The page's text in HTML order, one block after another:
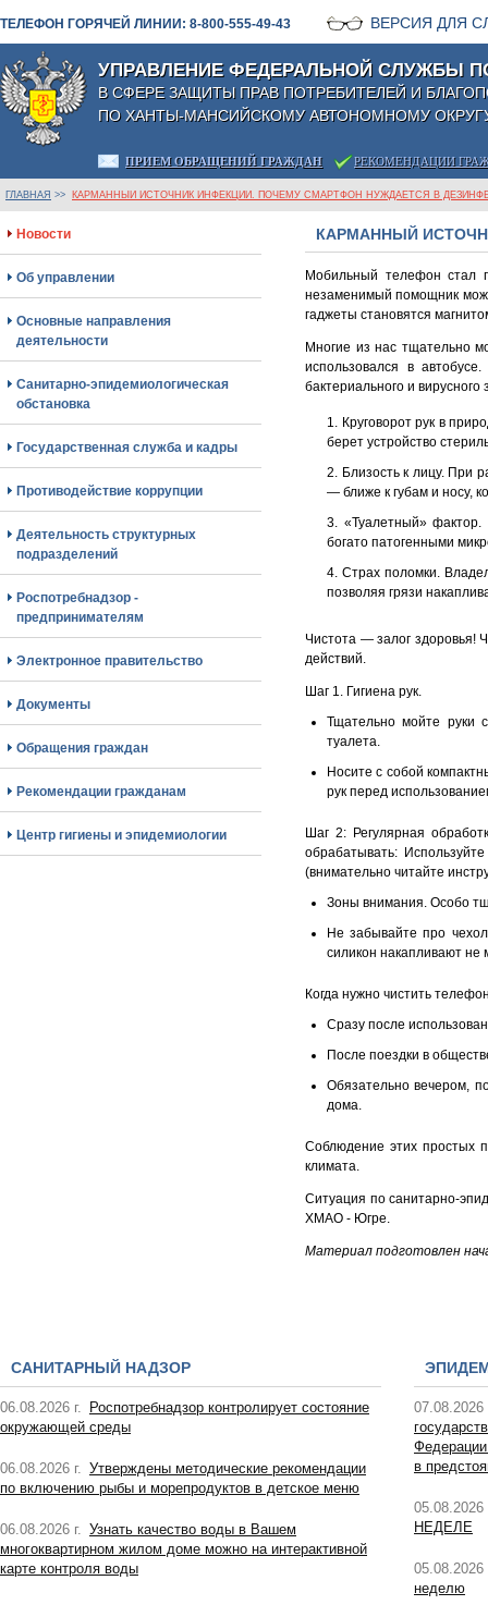
ТЕЛЕФОН ГОРЯЧЕЙ ЛИНИИ: 8-800-555-49-43 ВЕРСИЯ ДЛЯ
УПРАВЛЕНИЕ ФЕДЕРАЛЬНОЙ СЛУЖБЫ
В СФЕРЕ ЗАЩИТЫ ПРАВ ПОТРЕБИТЕЛЕЙ И
ПО ХАНТЫ-МАНСИЙСКОМУ АВТОНОМНОМУ
ПРИЕМ ОБРАЩЕНИЙ ГРАЖДАН РЕКОМЕНДАЦИИ
ГЛАВНАЯ >> КАРМАННЫЙ ИСТОЧНИК ИНФЕКЦИИ. ПОЧЕМУ СМАРТФОН НУЖДАЕТСЯ В
Новости
Об управлении
Основные направления
деятельности
Санитарно-эпидемиологическая
обстановка
Государственная служба и кадры
Противодействие коррупции
Деятельность структурных
подразделений
Роспотребнадзор -
предпринимателям
Электронное правительство
Документы
Обращения граждан
Рекомендации гражданам
Центр гигиены и эпидемиологии
КАРМАННЫЙ
Мобильный телефон стал
незаменимый помощник
гаджеты становятся
Многие из нас тщательно
использовался в
бактериального и вирусного
Круговорот рук в
берет устройство
Близость к лицу. При
— ближе к губам и носу,
«Туалетный»
богато патогенными
Страх поломки.
позволяя грязи
Чистота — залог здоровья!
действий.
Шаг 1. Гигиена рук.
Тщательно мойте руки
туалета.
Носите с собой
рук перед
Шаг 2: Регулярная
обрабатывать:
(внимательно читайте
Зоны внимания. Особо
Не забывайте про
силикон накапливают не
Когда нужно чистить
Сразу после
После поездки в
Обязательно вечером,
дома.
Соблюдение этих простых
климата.
Ситуация по санитарно-
ХМАО - Югре.
Материал подготовлен
САНИТАРНЫЙ НАДЗОР
06.08.2026 г.
Роспотребнадзор контролирует состояние
окружающей среды
06.08.2026 г. Утверждены методические рекомендации
по включению рыбы и морепродуктов в детское меню
06.08.2026 г. Узнать качество воды в Вашем
многоквартирном жилом доме можно на интерактивной
карте контроля воды
07.08.2026
в
05.08.2026
НЕДЕЛЕ
05.08.2026
неделю